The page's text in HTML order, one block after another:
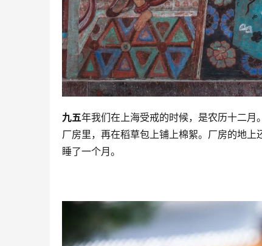
九五年我们在上海受戒的时候，是农历十二
厂房里，再在稻草包上铺上棉絮。厂房的地
睡了一个月。